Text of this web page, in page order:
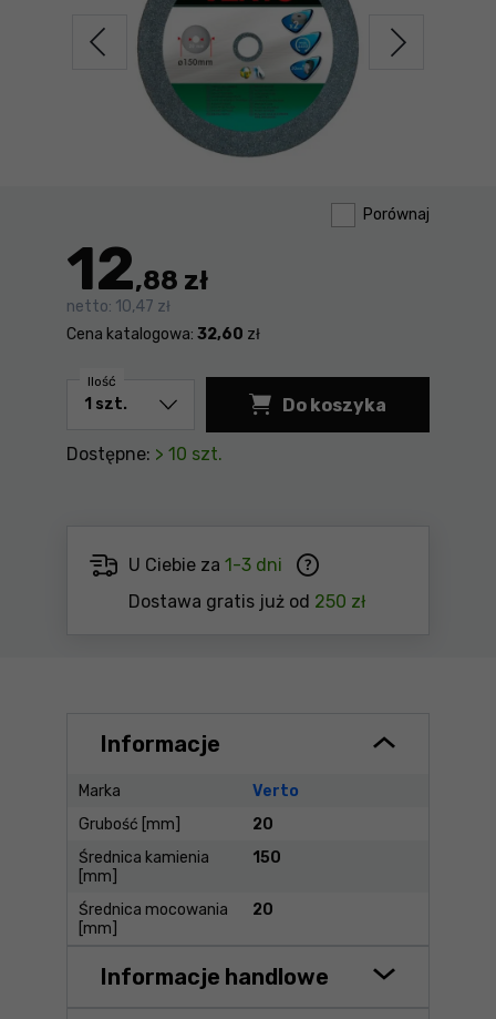
Porównaj
12,88 zł
netto: 10,47 zł
Cena katalogowa: 32,60 zł
Ilość
Do koszyka
Tarcze szlifierskie
Dostępne: > 10 szt.
U Ciebie za 1-3 dni
Dostawa gratis już od 250 zł
Informacje
Marka
Verto
Grubość [mm]
20
Średnica kamienia
[mm]
150
Średnica mocowania
[mm]
20
Informacje handlowe